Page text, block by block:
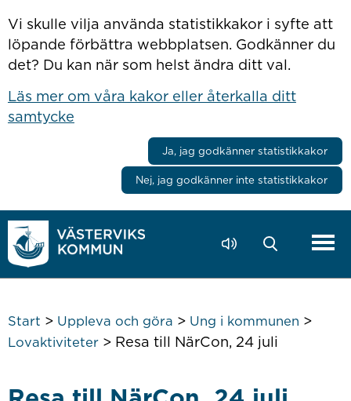
Vi skulle vilja använda statistikkakor i syfte att
löpande förbättra webbplatsen. Godkänner du
det? Du kan när som helst ändra ditt val.
Läs mer om våra kakor eller återkalla ditt
samtycke
Ja, jag godkänner statistikkakor
Nej, jag godkänner inte statistikkakor
Start > Uppleva och göra > Ung i kommunen >
Lovaktiviteter> Resa till NärCon, 24 juli